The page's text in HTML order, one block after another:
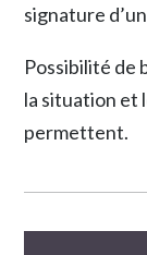
signature
Possibilité de
la situation et
permettent.